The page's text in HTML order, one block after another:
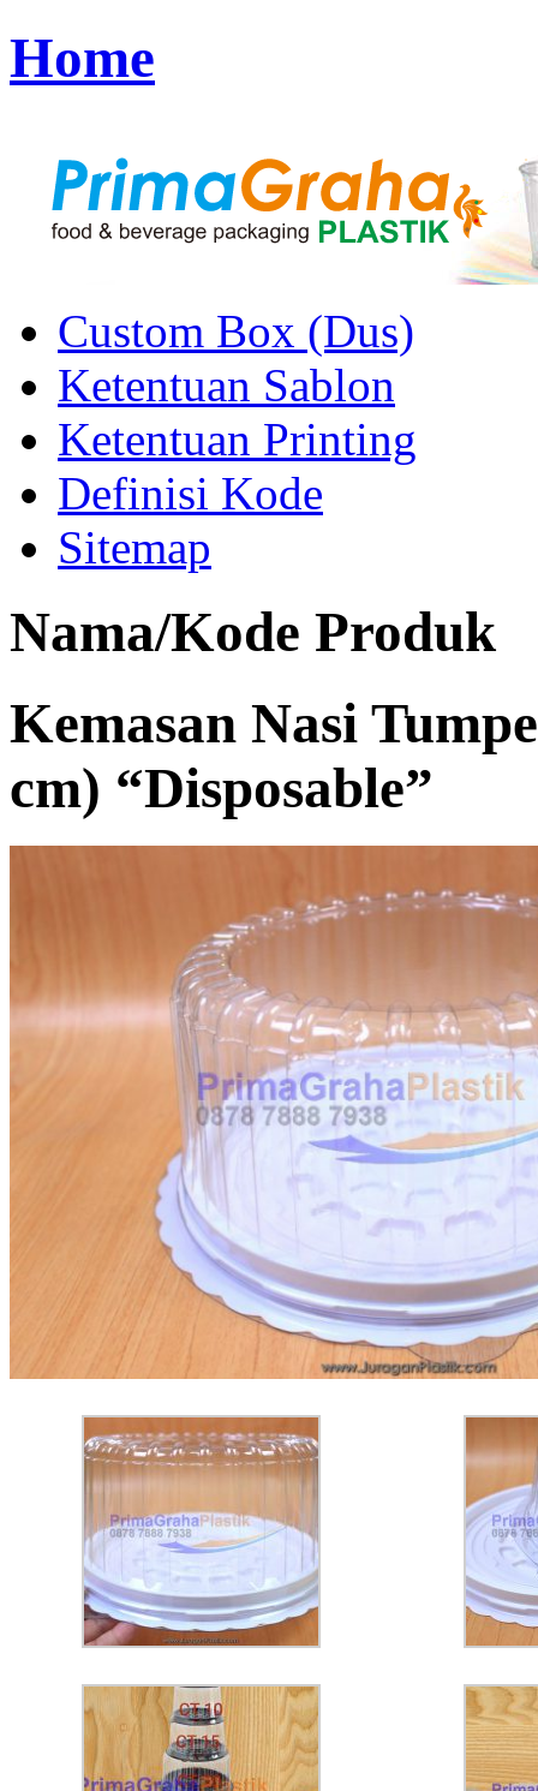
Home
Custom Box (Dus)
Ketentuan Sablon
Ketentuan Printing
Definisi Kode
Sitemap
Nama/Kode Produk
Kemasan Nasi
cm) “Disposable”